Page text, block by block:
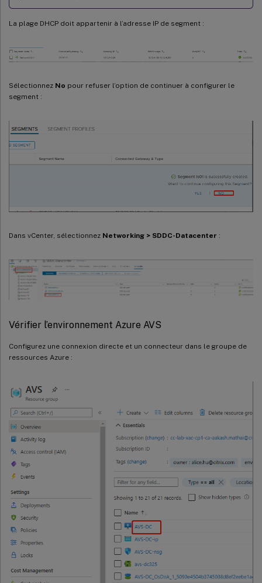
La plage DHCP doit appartenir à l’adresse IP de segment :
Sélectionnez No pour refuser l’option de continuer à configurer le
segment :
Dans vCenter, sélectionnez Networking > SDDC-Datacenter :
Vérifier l’environnement Azure AVS
Configurez une connexion directe et un connecteur dans le groupe de
ressources Azure :